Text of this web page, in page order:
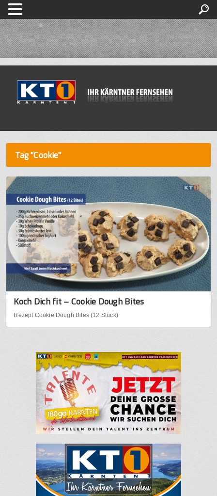
Tag "Cookie"
Koch Dich fit – Cookie Dough Bites
Rezept Cookie Dough Bites (12 Stück)